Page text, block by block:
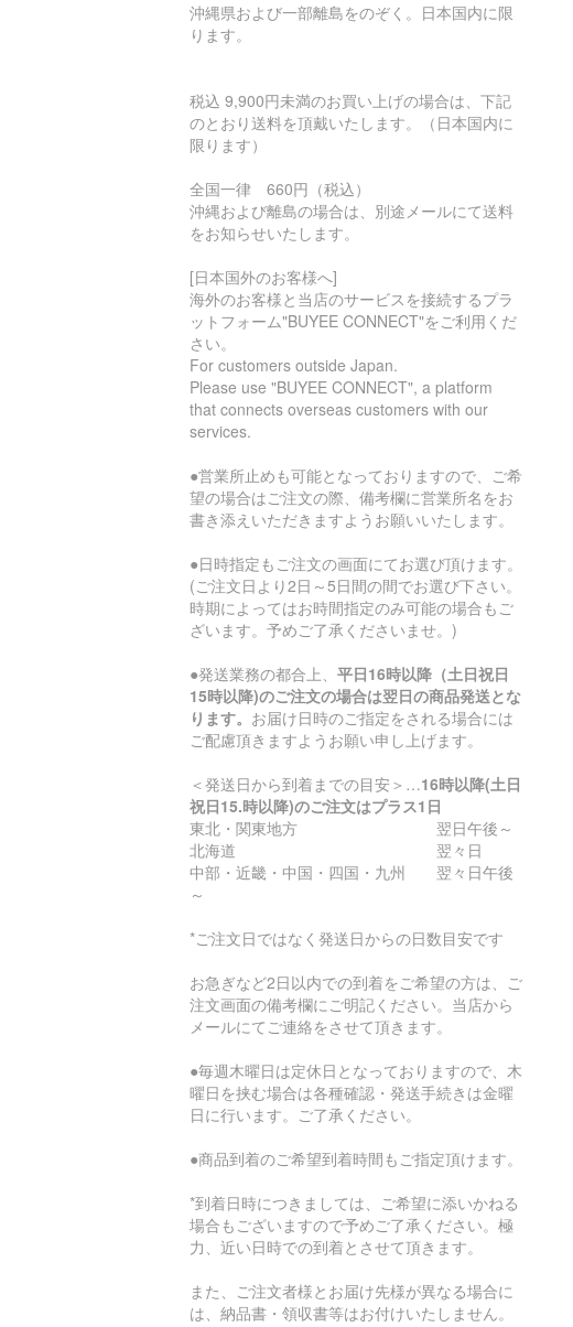
沖縄県および一部離島をのぞく。日本国内に限
ります。
税込 9,900円未満のお買い上げの場合は、下記
のとおり送料を頂戴いたします。（日本国内に
限ります）
全国一律 660円（税込）
沖縄および離島の場合は、別途メールにて送料
をお知らせいたします。
[日本国外のお客様へ]
海外のお客様と当店のサービスを接続するプラ
ットフォーム"BUYEE CONNECT"をご利用くだ
さい。
For customers outside Japan.
Please use "BUYEE CONNECT", a platform
that connects overseas customers with our
services.
●営業所止めも可能となっておりますので、ご希
望の場合はご注文の際、備考欄に営業所名をお
書き添えいただきますようお願いいたします。
●日時指定もご注文の画面にてお選び頂けます。
(ご注文日より2日～5日間の間でお選び下さい。
時期によってはお時間指定のみ可能の場合もご
ざいます。予めご了承くださいませ。)
●発送業務の都合上、 平日16時以降（土日祝日
15時以降)のご注文の場合は翌日の商品発送とな
ります。 お届け日時のご指定をされる場合には
ご配慮頂きますようお願い申し上げます。
＜発送日から到着までの目安＞…16時以降(土日
祝日15.時以降)のご注文はプラス1日
東北・関東地方 翌日午後～
北海道 翌々日
中部・近畿・中国・四国・九州 翌々日午後
～
*ご注文日ではなく発送日からの日数目安です
お急ぎなど2日以内での到着をご希望の方は、ご
注文画面の備考欄にご明記ください。当店から
メールにてご連絡をさせて頂きます。
●毎週木曜日は定休日となっておりますので、木
曜日を挟む場合は各種確認・発送手続きは金曜
日に行います。ご了承ください。
●商品到着のご希望到着時間もご指定頂けます。
*到着日時につきましては、ご希望に添いかねる
場合もございますので予めご了承ください。極
力、近い日時での到着とさせて頂きます。
また、ご注文者様とお届け先様が異なる場合に
は、納品書・領収書等はお付けいたしません。